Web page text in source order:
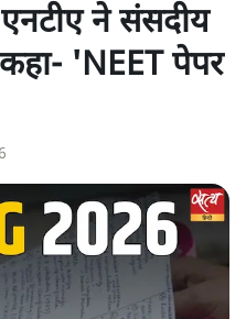
ने संसदीय
'NEET पेपर